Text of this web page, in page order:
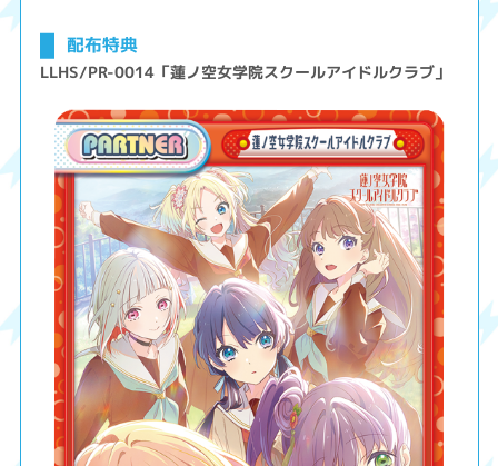
配布特典
LLHS/PR-0014「蓮ノ空女学院スクールアイドルクラブ」